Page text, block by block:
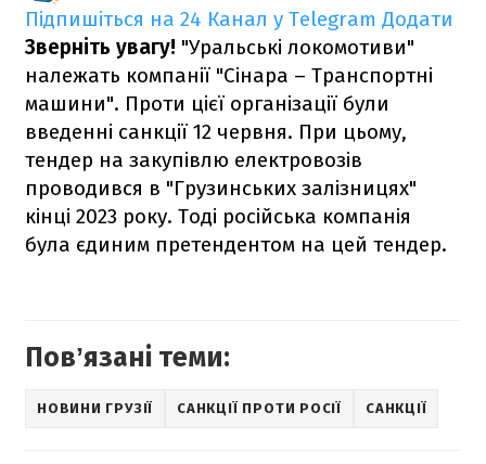
Підпишіться на 24 Канал у Telegram Додати
Зверніть увагу! "Уральські локомотиви"
належать компанії "Сінара – Транспортні
машини". Проти цієї організації були
введенні санкції 12 червня. При цьому,
тендер на закупівлю електровозів
проводився в "Грузинських залізницях"
кінці 2023 року. Тоді російська компанія
була єдиним претендентом на цей тендер.
Повʼязані теми:
НОВИНИ ГРУЗІЇ САНКЦІЇ ПРОТИ РОСІЇ САНКЦІЇ